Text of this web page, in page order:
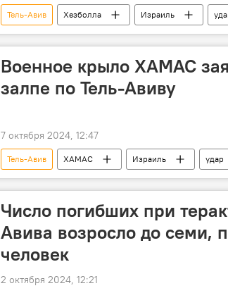
Тель-Авив Хезболла Израиль
Военное крыло ХАМАС
залпе по Тель-Авиву
7 октября 2024, 12:47
Тель-Авив ХАМАС Израиль удар
Число погибших при
Авива возросло до семи,
человек
2 октября 2024, 12:21